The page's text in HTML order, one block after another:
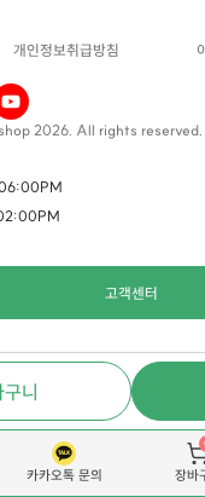
니
개인정보취급방침
2026. All rights reserved.
고객센터
카카오톡 문의 장바